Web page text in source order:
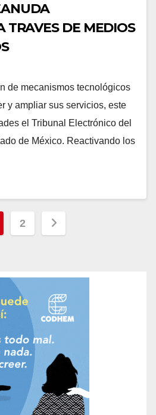
TRAVES DE MEDIOS
de mecanismos tecnológicos
y ampliar sus servicios, este
el Tribunal Electrónico del
de México. Reactivando los
2